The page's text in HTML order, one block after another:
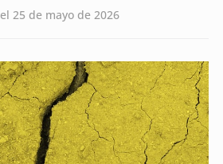
el 25 de mayo de 2026